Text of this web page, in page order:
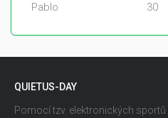
PabIo 30
QUIETUS-DAY
Pomocí tzv. elektronických